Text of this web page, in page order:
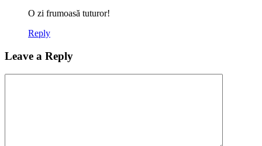
O zi frumoasă tuturor!
Reply
Leave a Reply